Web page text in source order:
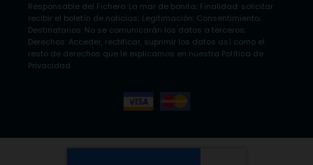
Responsable del Fichero: La mar de bonita; Finalidad: solicitar
recibir el boletín de noticias; Legitimación: Consentimiento;
Destinatarios: No se comunicarán los datos a terceros;
Derechos: Acceder, rectificar, suprimir los datos así como el
resto de derechos que le explicamos en nuestra Política de
Privacidad.